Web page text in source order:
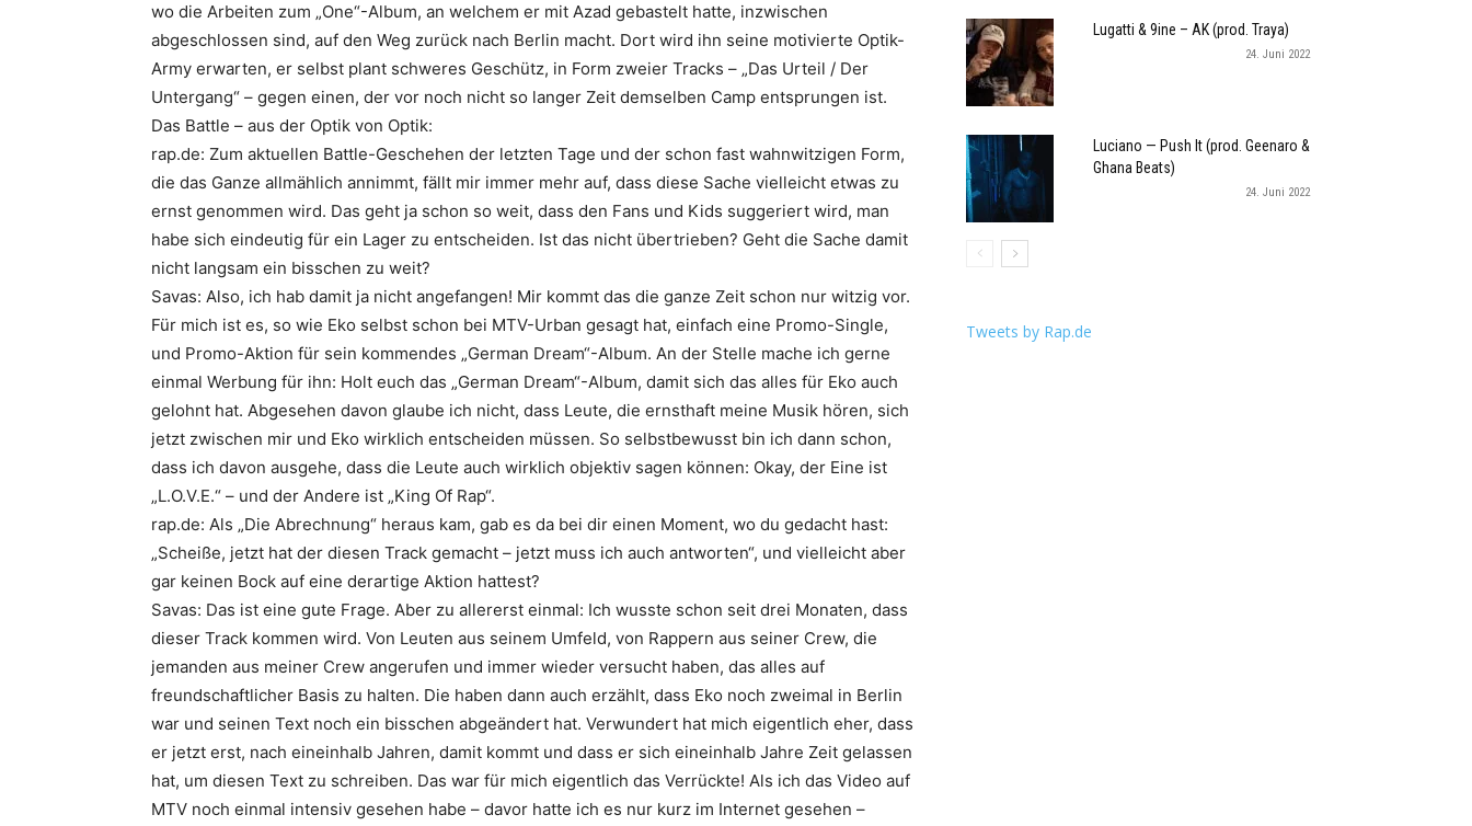
wo die Arbeiten zum „One“-Album, an welchem er mit Azad gebastelt hatte, inzwischen
abgeschlossen sind, auf den Weg zurück nach Berlin macht. Dort wird ihn seine motivierte Optik-
Army erwarten, er selbst plant schweres Geschütz, in Form zweier Tracks – „Das Urteil / Der
Untergang“ – gegen einen, der vor noch nicht so langer Zeit demselben Camp entsprungen ist.
Das Battle – aus der Optik von Optik:
rap.de: Zum aktuellen Battle-Geschehen der letzten Tage und der schon fast wahnwitzigen Form,
die das Ganze allmählich annimmt, fällt mir immer mehr auf, dass diese Sache vielleicht etwas zu
ernst genommen wird. Das geht ja schon so weit, dass den Fans und Kids suggeriert wird, man
habe sich eindeutig für ein Lager zu entscheiden. Ist das nicht übertrieben? Geht die Sache damit
nicht langsam ein bisschen zu weit?
Savas: Also, ich hab damit ja nicht angefangen! Mir kommt das die ganze Zeit schon nur witzig vor.
Für mich ist es, so wie Eko selbst schon bei MTV-Urban gesagt hat, einfach eine Promo-Single,
und Promo-Aktion für sein kommendes „German Dream“-Album. An der Stelle mache ich gerne
einmal Werbung für ihn: Holt euch das „German Dream“-Album, damit sich das alles für Eko auch
gelohnt hat. Abgesehen davon glaube ich nicht, dass Leute, die ernsthaft meine Musik hören, sich
jetzt zwischen mir und Eko wirklich entscheiden müssen. So selbstbewusst bin ich dann schon,
dass ich davon ausgehe, dass die Leute auch wirklich objektiv sagen können: Okay, der Eine ist
„L.O.V.E.“ – und der Andere ist „King Of Rap“.
rap.de: Als „Die Abrechnung“ heraus kam, gab es da bei dir einen Moment, wo du gedacht hast:
„Scheiße, jetzt hat der diesen Track gemacht – jetzt muss ich auch antworten“, und vielleicht aber
gar keinen Bock auf eine derartige Aktion hattest?
Savas: Das ist eine gute Frage. Aber zu allererst einmal: Ich wusste schon seit drei Monaten, dass
dieser Track kommen wird. Von Leuten aus seinem Umfeld, von Rappern aus seiner Crew, die
jemanden aus meiner Crew angerufen und immer wieder versucht haben, das alles auf
freundschaftlicher Basis zu halten. Die haben dann auch erzählt, dass Eko noch zweimal in Berlin
war und seinen Text noch ein bisschen abgeändert hat. Verwundert hat mich eigentlich eher, dass
er jetzt erst, nach eineinhalb Jahren, damit kommt und dass er sich eineinhalb Jahre Zeit gelassen
hat, um diesen Text zu schreiben. Das war für mich eigentlich das Verrückte! Als ich das Video auf
MTV noch einmal intensiv gesehen habe – davor hatte ich es nur kurz im Internet gesehen –
Lugatti & 9ine – AK (prod. Traya)
24. Juni 2022
Luciano — Push It (prod. Geenaro &
Ghana Beats)
24. Juni 2022
Tweets by Rap.de